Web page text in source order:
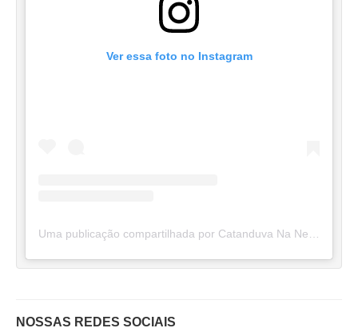
Ver essa foto no Instagram
Uma publicação compartilhada por Catanduva Na Net (@catanduvananett)
NOSSAS REDES SOCIAIS